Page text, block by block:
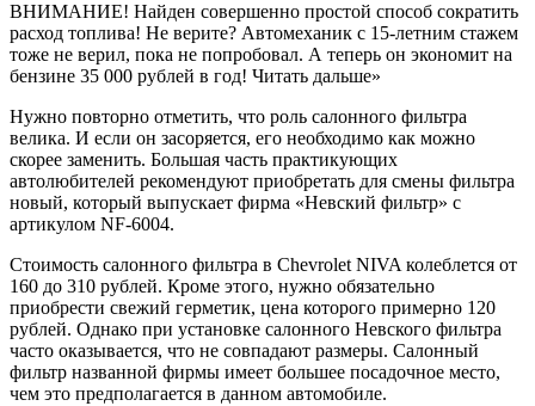
ВНИМАНИЕ! Найден совершенно простой способ сократить
расход топлива! Не верите? Автомеханик с 15-летним стажем
тоже не верил, пока не попробовал. А теперь он экономит на
бензине 35 000 рублей в год! Читать дальше»
Нужно повторно отметить, что роль салонного фильтра
велика. И если он засоряется, его необходимо как можно
скорее заменить. Большая часть практикующих
автолюбителей рекомендуют приобретать для смены фильтра
новый, который выпускает фирма «Невский фильтр» с
артикулом NF-6004.
Стоимость салонного фильтра в Chevrolet NIVA колеблется от
160 до 310 рублей. Кроме этого, нужно обязательно
приобрести свежий герметик, цена которого примерно 120
рублей. Однако при установке салонного Невского фильтра
часто оказывается, что не совпадают размеры. Салонный
фильтр названной фирмы имеет большее посадочное место,
чем это предполагается в данном автомобиле.